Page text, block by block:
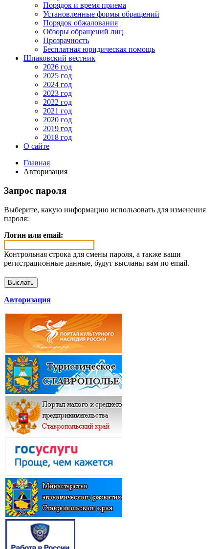
Порядок и время приема
Установленные формы обращений
Порядок обжалования
Обзоры обращений лиц
Прозрачность
Бесплатная юридическая помощь
Шпаковский вестник
2026 год
2025 год
2024 год
2023 год
2022 год
2021 год
2020 год
2019 год
2018 год
О сайте
Главная
Авторизация
Запрос пароля
Выберите, какую информацию использовать для изменения
пароля:
Логин или email:
Контрольная строка для смены пароля, а также ваши
регистрационные данные, будут высланы вам по email.
Авторизация